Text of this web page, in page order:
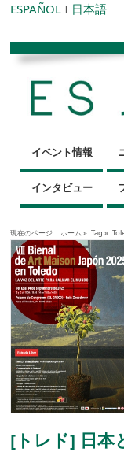
ESPAÑOL I 日本語
イベント情報
インタビュー
現在のページ : ホーム » Tag »
[トレド] 日本